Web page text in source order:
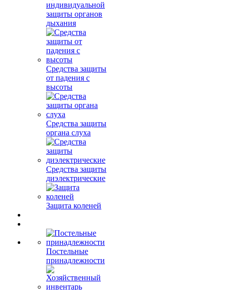
индивидуальной
защиты органов
дыхания
Средства защиты
от падения с
высоты
Средства защиты
органа слуха
Средства защиты
диэлектрические
Защита коленей
Постельные
принадлежности